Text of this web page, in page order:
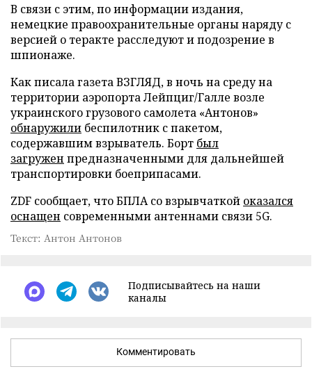
В связи с этим, по информации издания,
немецкие правоохранительные органы наряду с
версией о теракте расследуют и подозрение в
шпионаже.
Как писала газета ВЗГЛЯД, в ночь на среду на
территории аэропорта Лейпциг/Галле возле
украинского грузового самолета «Антонов»
обнаружили беспилотник с пакетом,
содержавшим взрыватель. Борт был
загружен предназначенными для дальнейшей
транспортировки боеприпасами.
ZDF сообщает, что БПЛА со взрывчаткой оказался
оснащен современными антеннами связи 5G.
Текст: Антон Антонов
Подписывайтесь на наши
каналы
Комментировать